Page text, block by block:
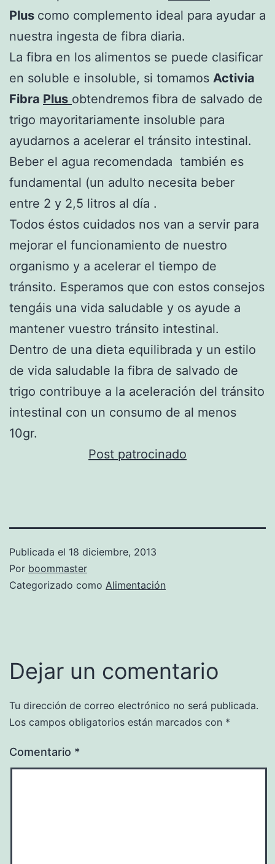
Plus como complemento ideal para ayudar a
nuestra ingesta de fibra diaria.
La fibra en los alimentos se puede clasificar
en soluble e insoluble, si tomamos Activia
Fibra Plus obtendremos fibra de salvado de
trigo mayoritariamente insoluble para
ayudarnos a acelerar el tránsito intestinal.
Beber el agua recomendada también es
fundamental (un adulto necesita beber
entre 2 y 2,5 litros al día .
Todos éstos cuidados nos van a servir para
mejorar el funcionamiento de nuestro
organismo y a acelerar el tiempo de
tránsito. Esperamos que con estos consejos
tengáis una vida saludable y os ayude a
mantener vuestro tránsito intestinal.
Dentro de una dieta equilibrada y un estilo
de vida saludable la fibra de salvado de
trigo contribuye a la aceleración del tránsito
intestinal con un consumo de al menos
10gr.
Post patrocinado
Publicada el 18 diciembre, 2013
Por boommaster
Categorizado como Alimentación
Dejar un comentario
Tu dirección de correo electrónico no será publicada.
Los campos obligatorios están marcados con *
Comentario *